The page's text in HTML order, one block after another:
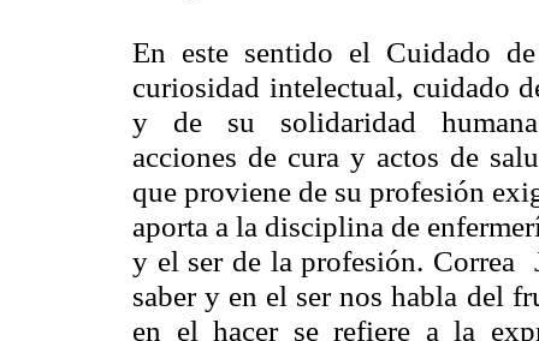
En este sentido el Cuidado
curiosidad intelectual,
y de su solidaridad
acciones de cura y actos de
que proviene de su profesión
aporta a la disciplina de
y el ser de la profesión. Correa
saber y en el ser nos habla del
en el hacer se refiere a la